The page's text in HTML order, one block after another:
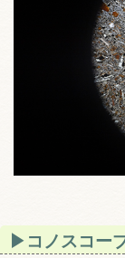
コノスコー